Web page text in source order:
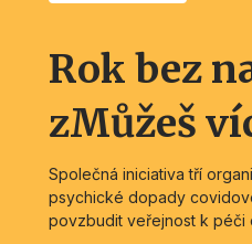
Rok bez
zMůžeš
Společná iniciativa tří
psychické dopady
povzbudit veřejnost k péči